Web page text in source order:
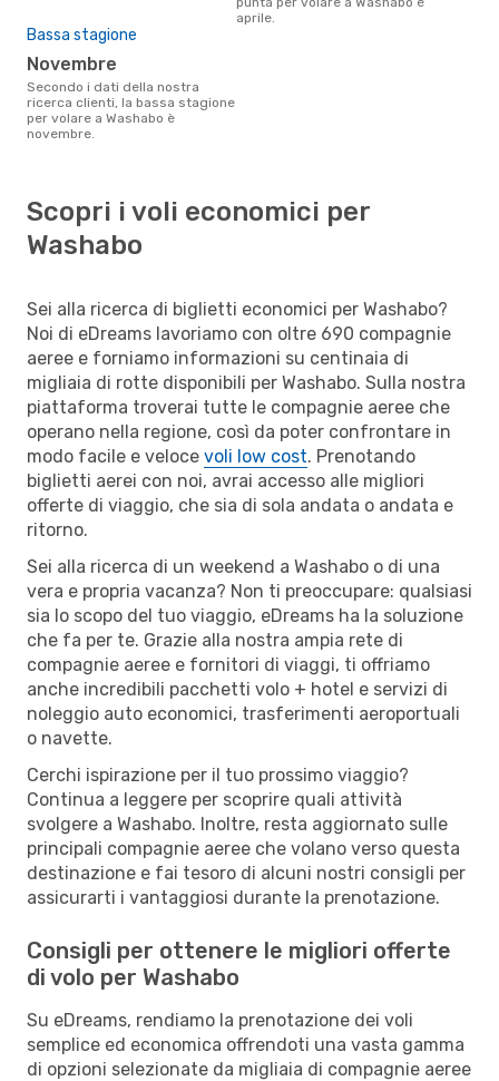
aprile.
Bassa stagione
novembre
Secondo i dati della nostra
ricerca clienti, la bassa stagione
per volare a Washabo è
novembre.
Scopri i voli economici per
Washabo
Sei alla ricerca di biglietti economici per Washabo?
Noi di eDreams lavoriamo con oltre 690 compagnie
aeree e forniamo informazioni su centinaia di
migliaia di rotte disponibili per Washabo. Sulla nostra
piattaforma troverai tutte le compagnie aeree che
operano nella regione, così da poter confrontare in
modo facile e veloce voli low cost. Prenotando
biglietti aerei con noi, avrai accesso alle migliori
offerte di viaggio, che sia di sola andata o andata e
ritorno.
Sei alla ricerca di un weekend a Washabo o di una
vera e propria vacanza? Non ti preoccupare: qualsiasi
sia lo scopo del tuo viaggio, eDreams ha la soluzione
che fa per te. Grazie alla nostra ampia rete di
compagnie aeree e fornitori di viaggi, ti offriamo
anche incredibili pacchetti volo + hotel e servizi di
noleggio auto economici, trasferimenti aeroportuali
o navette.
Cerchi ispirazione per il tuo prossimo viaggio?
Continua a leggere per scoprire quali attività
svolgere a Washabo. Inoltre, resta aggiornato sulle
principali compagnie aeree che volano verso questa
destinazione e fai tesoro di alcuni nostri consigli per
assicurarti i vantaggiosi durante la prenotazione.
Consigli per ottenere le migliori offerte
di volo per Washabo
Su eDreams, rendiamo la prenotazione dei voli
semplice ed economica offrendoti una vasta gamma
di opzioni selezionate da migliaia di compagnie aeree